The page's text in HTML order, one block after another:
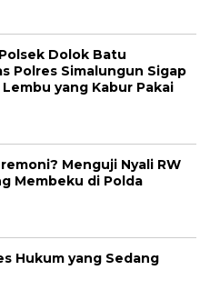
Dolok Batu
Polres Simalungun Sigap
yang Kabur Pakai
Menguji Nyali RW
Membeku di Polda
Hukum yang Sedang